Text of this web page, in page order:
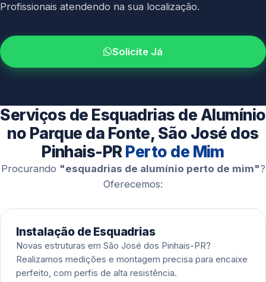
Espelho Sob Medida
Fachada de Vidro
Esquadrias de Alumínio
Profissionais atendendo na sua localização.
Solicite Já
Serviços de Esquadrias de Alumínio
no Parque da Fonte, São José dos
Pinhais-PR Perto de Mim
Procurando "esquadrias de alumínio perto de mim"?
Oferecemos:
Instalação de Esquadrias
Novas estruturas em São José dos Pinhais-PR?
Realizamos medições e montagem precisa para encaixe
perfeito, com perfis de alta resistência.